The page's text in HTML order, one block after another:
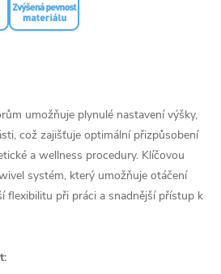
umožňuje plynulé nastavení výšky,
což zajišťuje optimální přizpůsobení
a wellness procedury. Klíčovou
systém, který umožňuje otáčení
flexibilitu při práci a snadnější přístup k